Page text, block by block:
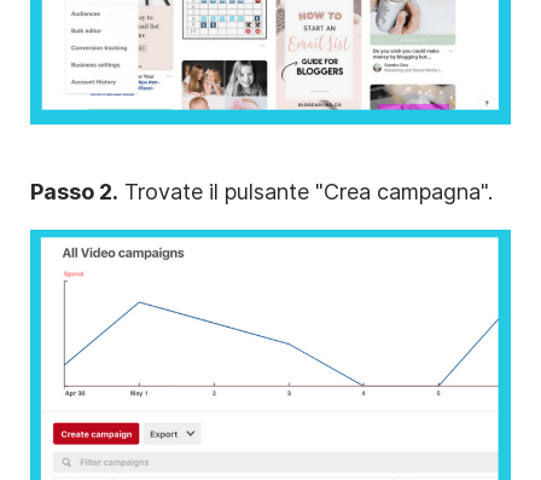
Passo 2. Trovate il pulsante "Crea campagna".